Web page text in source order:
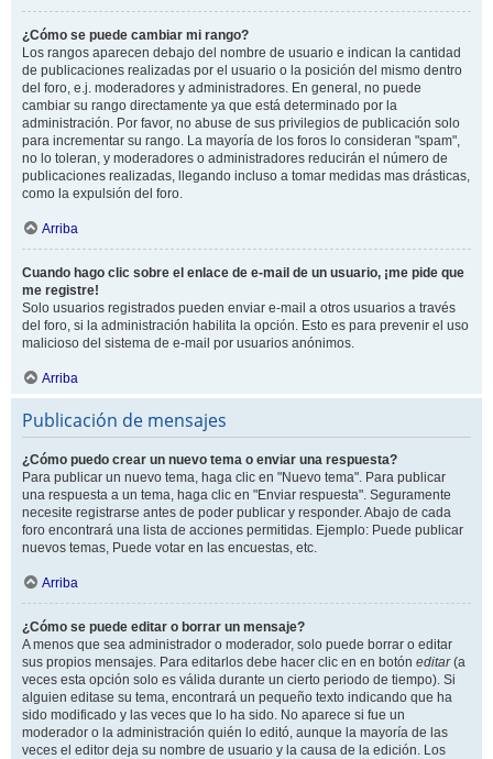
¿Cómo se puede cambiar mi rango?
Los rangos aparecen debajo del nombre de usuario e indican la cantidad
de publicaciones realizadas por el usuario o la posición del mismo dentro
del foro, e.j. moderadores y administradores. En general, no puede
cambiar su rango directamente ya que está determinado por la
administración. Por favor, no abuse de sus privilegios de publicación solo
para incrementar su rango. La mayoría de los foros lo consideran "spam",
no lo toleran, y moderadores o administradores reducirán el número de
publicaciones realizadas, llegando incluso a tomar medidas mas drásticas,
como la expulsión del foro.
Arriba
Cuando hago clic sobre el enlace de e-mail de un usuario, ¡me pide que
me registre!
Solo usuarios registrados pueden enviar e-mail a otros usuarios a través
del foro, si la administración habilita la opción. Esto es para prevenir el uso
malicioso del sistema de e-mail por usuarios anónimos.
Arriba
Publicación de mensajes
¿Cómo puedo crear un nuevo tema o enviar una respuesta?
Para publicar un nuevo tema, haga clic en "Nuevo tema". Para publicar
una respuesta a un tema, haga clic en "Enviar respuesta". Seguramente
necesite registrarse antes de poder publicar y responder. Abajo de cada
foro encontrará una lista de acciones permitidas. Ejemplo: Puede publicar
nuevos temas, Puede votar en las encuestas, etc.
Arriba
¿Cómo se puede editar o borrar un mensaje?
A menos que sea administrador o moderador, solo puede borrar o editar
sus propios mensajes. Para editarlos debe hacer clic en en botón editar(a
veces esta opción solo es válida durante un cierto periodo de tiempo). Si
alguien editase su tema, encontrará un pequeño texto indicando que ha
sido modificado y las veces que lo ha sido. No aparece si fue un
moderador o la administración quién lo editó, aunque la mayoría de las
veces el editor deja su nombre de usuario y la causa de la edición. Los